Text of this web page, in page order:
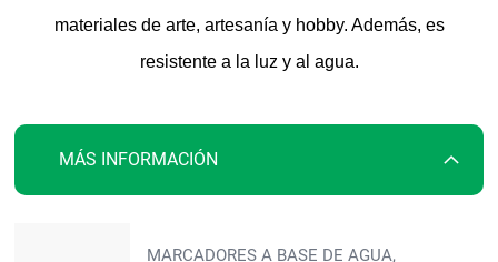
materiales de arte, artesanía y hobby. Además, es
resistente a la luz y al agua.
MÁS INFORMACIÓN
MARCADORES A BASE DE AGUA,